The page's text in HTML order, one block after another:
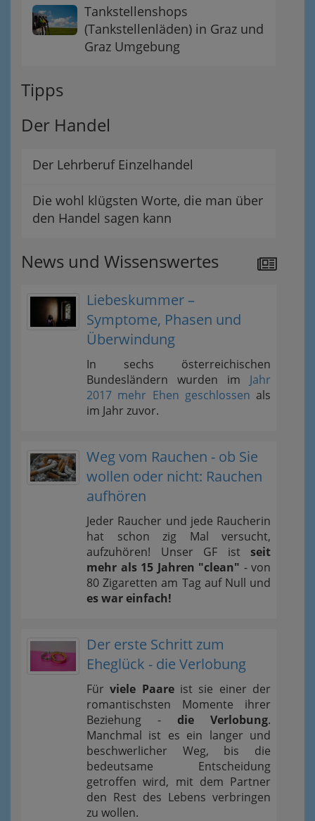
Tankstellenshops
(Tankstellenläden) in Graz und
Graz Umgebung
Tipps
Der Handel
Der Lehrberuf Einzelhandel
Die wohl klügsten Worte, die man über
den Handel sagen kann
News und Wissenswertes
Liebeskummer –
Symptome, Phasen und
Überwindung
In sechs österreichischen
Bundesländern wurden im Jahr
2017 mehr Ehen geschlossen als
im Jahr zuvor.
Weg vom Rauchen - ob Sie
wollen oder nicht: Rauchen
aufhören
Jeder Raucher und jede Raucherin
hat schon zig Mal versucht,
aufzuhören! Unser GF ist seit
mehr als 15 Jahren "clean" - von
80 Zigaretten am Tag auf Null und
es war einfach!
Der erste Schritt zum
Eheglück - die Verlobung
Fürviele Paareist sie einer der
romantischsten Momente ihrer
Beziehung - die Verlobung.
Manchmal ist es ein langer und
beschwerlicher Weg, bis die
bedeutsame Entscheidung
getroffen wird, mit dem Partner
den Rest des Lebens verbringen
zu wollen.